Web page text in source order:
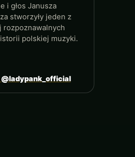
i głos Janusza
stworzyły jeden z
rozpoznawalnych
polskiej muzyki.